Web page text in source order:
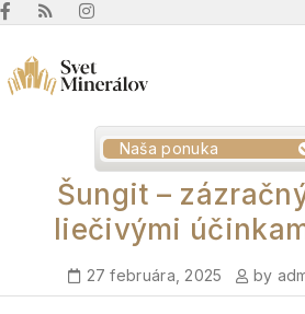
Naša ponuka
Šungit –
liečivými
27 februára, 2025 by